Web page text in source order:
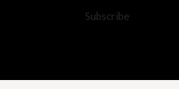
Subscribe